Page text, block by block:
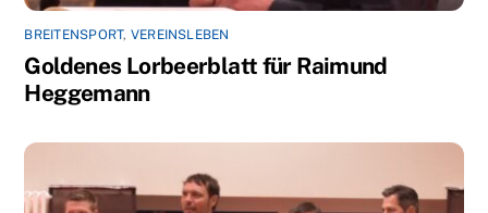
BREITENSPORT, VEREINSLEBEN
Goldenes Lorbeerblatt für Raimund
Heggemann